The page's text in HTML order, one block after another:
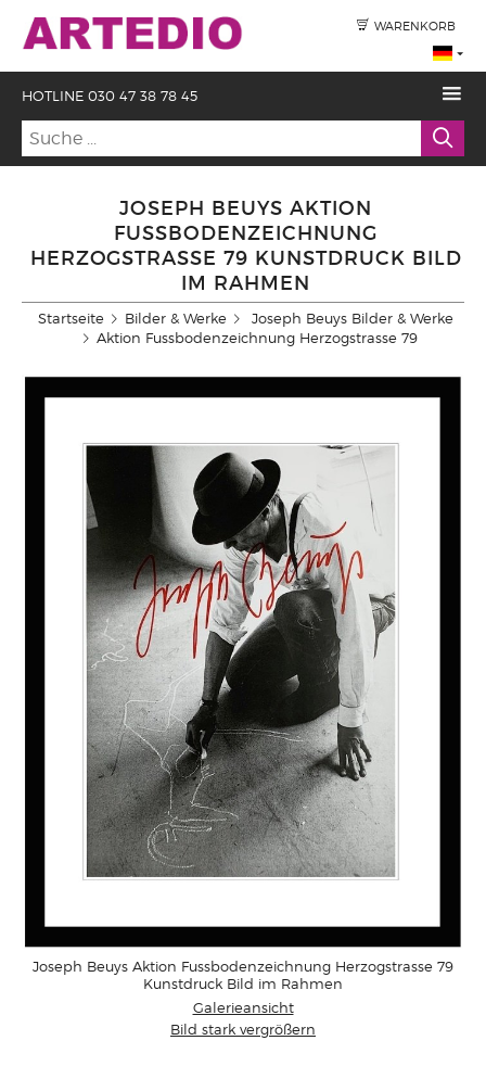
WARENKORB
HOTLINE 030 47 38 78 45
JOSEPH BEUYS AKTION
FUSSBODENZEICHNUNG
HERZOGSTRASSE 79 KUNSTDRUCK BILD
IM RAHMEN
Startseite Bilder & Werke
Joseph Beuys Bilder & Werke
Aktion Fussbodenzeichnung Herzogstrasse 79
Joseph Beuys Aktion Fussbodenzeichnung Herzogstrasse 79
Kunstdruck Bild im Rahmen
Galerieansicht
Bild stark vergrößern